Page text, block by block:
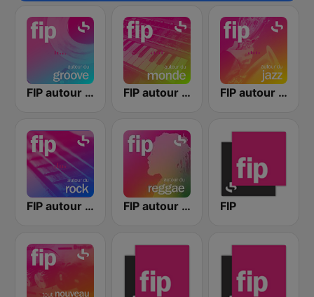
FIP autour du groove FIP autour du monde FIP autour du jazz
FIP autour du rock FIP autour du reggae FIP